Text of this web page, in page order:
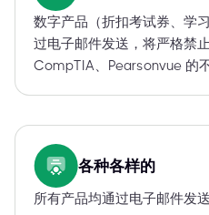
数字产品（折扣考试券、学
过电子邮件发送，将严格禁
CompTIA、Pearsonvue 的
各种各样的
所有产品均通过电子邮件发